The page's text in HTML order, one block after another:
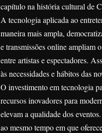
capítulo na história cultural de
A tecnologia aplicada ao
maneira mais ampla,
e transmissões online ampliam
entre artistas e espectadores.
às necessidades e hábitos das
O investimento em tecnologia
recursos inovadores para
elevam a qualidade dos
ao mesmo tempo em que